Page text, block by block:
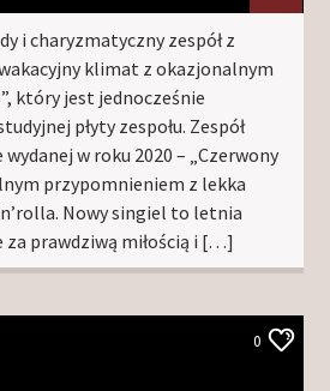
i charyzmatyczny zespół z
klimat z okazjonalnym
który jest jednocześnie
płyty zespołu. Zespół
wydanej w roku 2020 – „Czerwony
przypomnieniem z lekka
Nowy singiel to letnia
za prawdziwą miłością i […]
0